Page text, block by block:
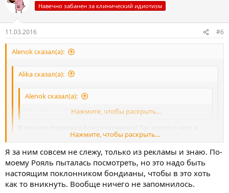
Навечно забанен за клинический идиотизм
11.03.2016 #6
Alenok сказал(а):
Alika сказал(а):
Alenok сказал(а):
Куриленко- Бонд!Нажмите, чтобы раскрыть...
этом году в подружках Моника Белучи?
Нажмите, чтобы раскрыть...
Ну,да! Предыдущая! У него ведь их стоооолько.....( до сих пор
не понимаю живучесть этого сериального примитива.... Хотя"
исключительность " никто не отменял)
Нажмите, чтобы раскрыть...
Я за ним совсем не слежу, только из рекламы и знаю. По-
моему Рояль пыталась посмотреть, но это надо быть
настоящим поклонником бондианы, чтобы в это хоть
как то вникнуть. Вообще ничего не запомнилось.